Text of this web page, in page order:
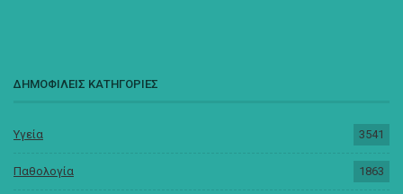
ΔΗΜΟΦΙΛΕΙΣ ΚΑΤΗΓΟΡΙΕΣ
Υγεία 3541
Παθολογία 1863